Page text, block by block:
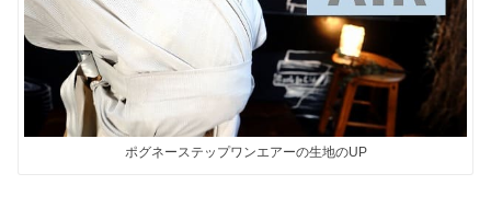
ポグネーステップワンエアーの生地のUP